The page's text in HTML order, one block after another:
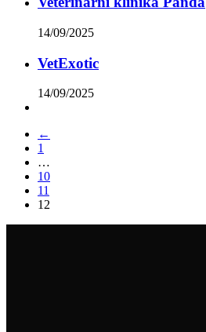
14/09/2025
VetExotic
14/09/2025
←
1
…
10
11
12